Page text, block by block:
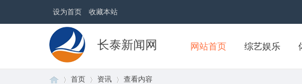
设为首页 收藏本站
长泰新闻网 网站首页 综艺娱乐
首页 资讯 查看内容